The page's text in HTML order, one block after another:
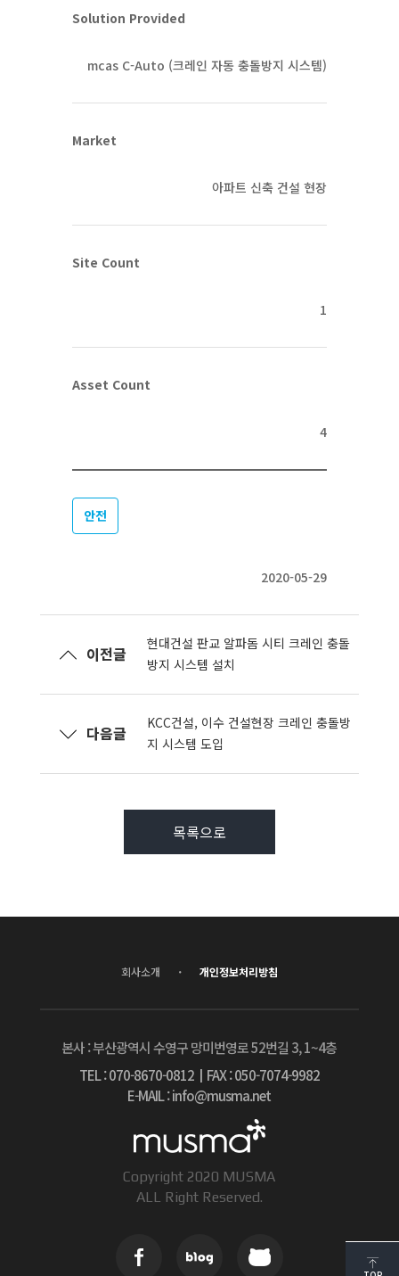
Solution Provided
mcas C-Auto (크레인 자동 충돌방지 시스템)
Market
아파트 신축 건설 현장
Site Count
1
Asset Count
4
안전
2020-05-29
이전글
현대건설 판교 알파돔 시티 크레인 충돌
방지 시스템 설치
다음글
KCC건설, 이수 건설현장 크레인 충돌방
지 시스템 도입
목록으로
회사소개 · 개인정보처리방침
본사 : 부산광역시 수영구 망미번영로 52번길 3, 1~4층
TEL : 070-8670-0812┃ FAX : 050-7074-9982
E-MAIL : info@musma.net
Copyright 2020 MUSMA
ALL Right Reserved.